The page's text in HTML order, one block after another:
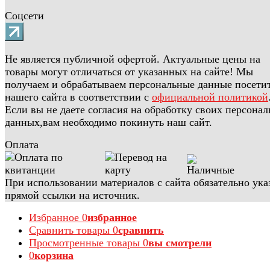
Соцсети
Не является публичной офертой. Актуальные цены на
товары могут отличаться от указанных на сайте! Мы
получаем и обрабатываем персональные данные
нашего сайта в соответствии с официальной политикой
Если вы не даете согласия на обработку своих
данных,вам необходимо покинуть наш сайт.
Оплата
При использовании материалов с сайта обязательно
прямой ссылки на источник.
Избранное 0избранное
Сравнить товары 0сравнить
Просмотренные товары 0вы смотрели
0корзина